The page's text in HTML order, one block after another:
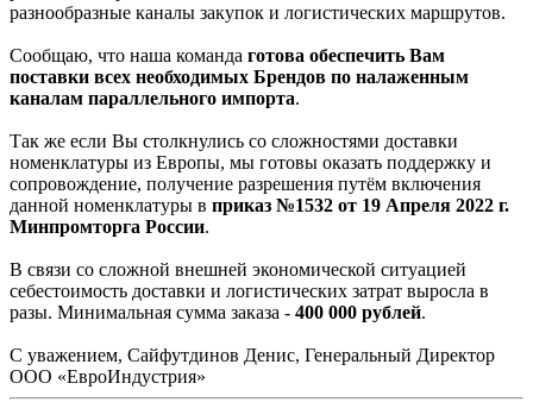
разнообразные каналы закупок и логистических маршрутов.
Сообщаю, что наша команда готова обеспечить Вам
поставки всех необходимых Брендов по налаженным
каналам параллельного импорта.
Так же если Вы столкнулись со сложностями доставки
номенклатуры из Европы, мы готовы оказать поддержку и
сопровождение, получение разрешения путём включения
данной номенклатуры в приказ №1532 от 19 Апреля 2022 г.
Минпромторга России.
В связи со сложной внешней экономической ситуацией
себестоимость доставки и логистических затрат выросла в
разы. Минимальная сумма заказа - 400 000 рублей.
С уважением, Сайфутдинов Денис, Генеральный Директор
ООО «ЕвроИндустрия»